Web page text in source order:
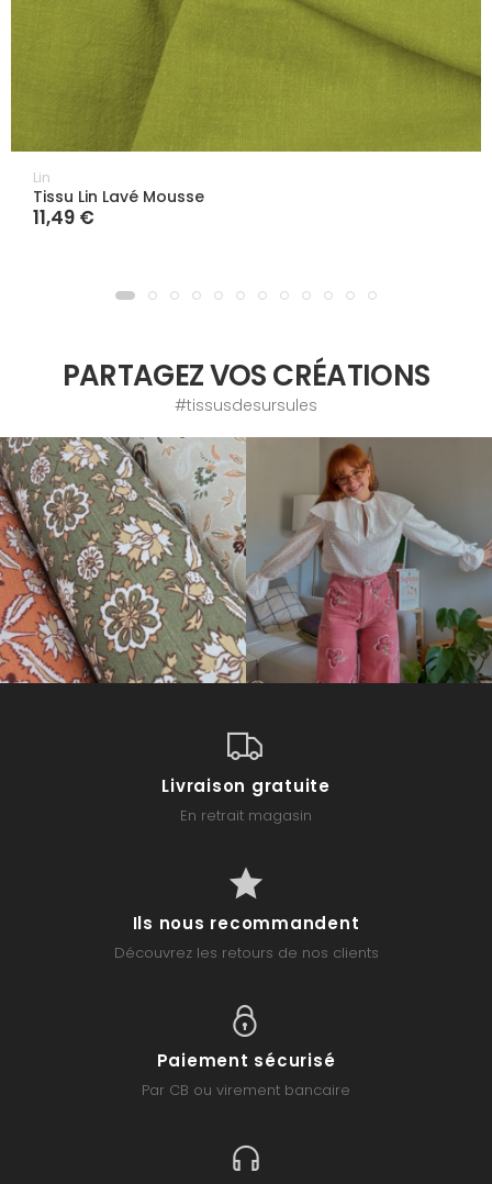
Lin
Tissu Lin Lavé Mousse
11,49 €
PARTAGEZ VOS CRÉATIONS
#tissusdesursules
Livraison gratuite
En retrait magasin
Ils nous recommandent
Découvrez les retours de nos clients
Paiement sécurisé
Par CB ou virement bancaire